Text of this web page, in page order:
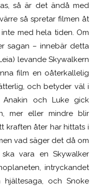
så är det ändå med
så spretar filmen åt
med hela tiden. Om
sagan – innebär detta
levande Skywalkern
film en oåterkallelig
och betyder väl i
och Luke gick
mer eller mindre blir
kraften åter har hittats i
vad säger det då om
vara en Skywalker
intryckandet
och Snoke